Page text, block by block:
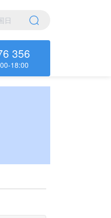
356
18:00